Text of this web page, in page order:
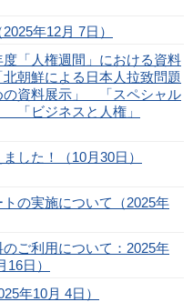
年12月 7日）
度「人権週間」における資料
朝鮮による日本人拉致問題
の資料展示」 「スペシャル
「ビジネスと人権」
した！（10月30日）
の実施について（2025年
ご利用について：2025年
日）
年10月 4日）